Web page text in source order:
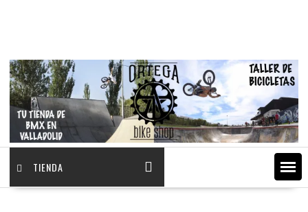
TIENDA